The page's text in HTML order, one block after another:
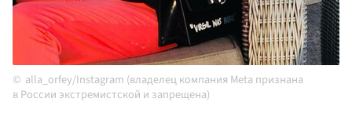
alla_orfey/Instagram (владелец компания Meta признана
в России экстремистской и запрещена)